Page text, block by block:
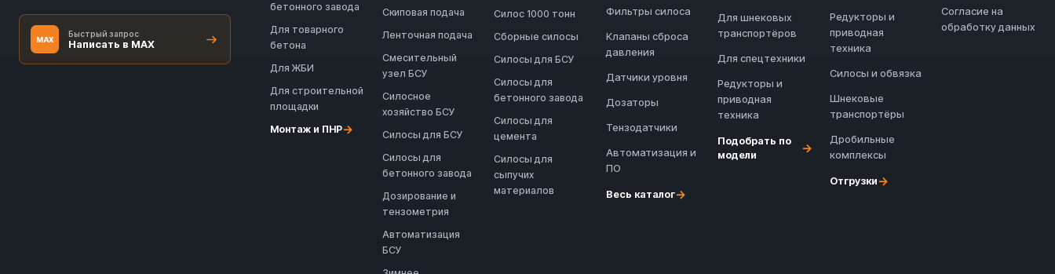
MAX
Быстрый запрос
Написать в MAX
бетонного завода
Для товарного
бетона
Для ЖБИ
Для строительной
площадки
Монтаж и ПНР→
Скиповая подача
Ленточная подача
Смесительный
узел БСУ
Силосное
хозяйство БСУ
Силосы для БСУ
Силосы для
бетонного завода
Дозирование и
тензометрия
Автоматизация
БСУ
Силос 1000 тонн
Сборные силосы
Силосы для БСУ
Силосы для
бетонного завода
Силосы для
цемента
Силосы для
сыпучих
материалов
Фильтры силоса
Клапаны сброса
давления
Датчики уровня
Дозаторы
Тензодатчики
Автоматизация и
ПО
Весь каталог→
Для шнековых
транспортёров
Для спецтехники
Редукторы и
приводная
техника
Подобрать по
модели
→
Редукторы и
приводная
техника
Силосы и обвязка
Шнековые
транспортёры
Дробильные
комплексы
Отгрузки→
Согласие на
обработку данных